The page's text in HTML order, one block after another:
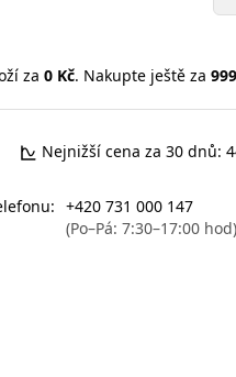
za 0 Kč. Nakupte ještě za
Nejnižší cena za 30 dnů:
+420 731 000 147
(Po–Pá: 7:30–17:00 hod)